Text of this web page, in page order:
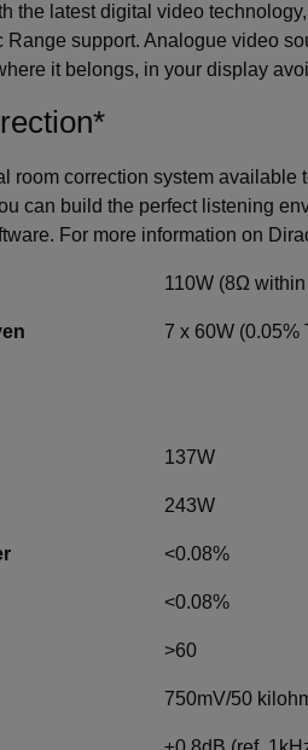
the latest digital video
support. Analogue video
it belongs, in your display
room correction system
can build the perfect listening
For more information on
110W (8Ω
7 x 60W (0.05%
137W
243W
<0.08%
<0.08%
>60
750mV/50